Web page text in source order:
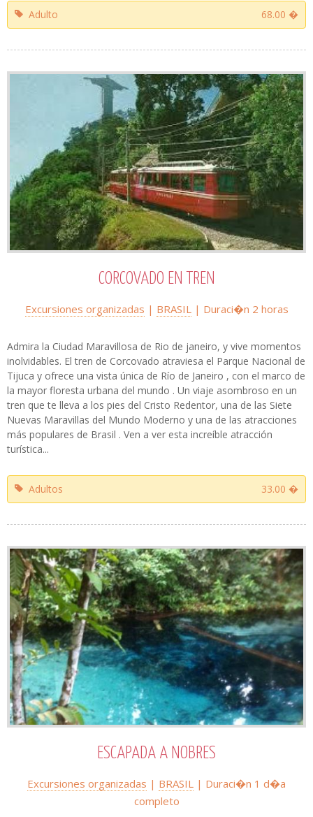
Adulto 68.00 �
CORCOVADO EN TREN
Excursiones organizadas | BRASIL| Duraci�n 2 horas
Admira la Ciudad Maravillosa de Rio de janeiro, y vive momentos
inolvidables. El tren de Corcovado atraviesa el Parque Nacional de
Tijuca y ofrece una vista única de Río de Janeiro , con el marco de
la mayor floresta urbana del mundo . Un viaje asombroso en un
tren que te lleva a los pies del Cristo Redentor, una de las Siete
Nuevas Maravillas del Mundo Moderno y una de las atracciones
más populares de Brasil . Ven a ver esta increíble atracción
turística...
Adultos 33.00 �
ESCAPADA A NOBRES
Excursiones organizadas | BRASIL | Duraci�n 1 d�a
completo